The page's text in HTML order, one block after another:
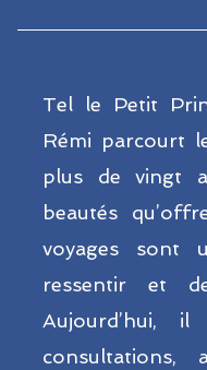
Tel le Petit
Rémi parcourt
plus de vingt
beautés
voyages sont
ressentir et
Aujourd’hui,
consultations,